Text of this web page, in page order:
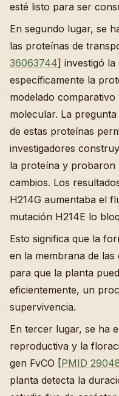
esté listo para ser
En segundo lugar, se
las proteínas de
36063744] investigó
específicamente la
modelado comparativo
molecular. La
de estas proteínas
investigadores
la proteína y probaron
cambios. Los
H214G aumentaba el
mutación H214E lo
Esto significa que la
en la membrana de
para que la planta
eficientemente, un
supervivencia.
En tercer lugar, se ha
reproductiva y la
gen FvCO [PMID
planta detecta la